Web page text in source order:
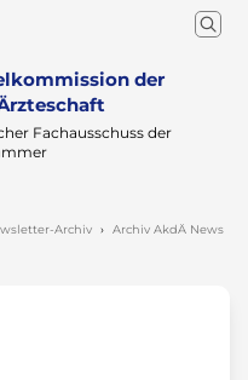
der
Fachausschuss der
Archiv
Archiv AkdÄ News